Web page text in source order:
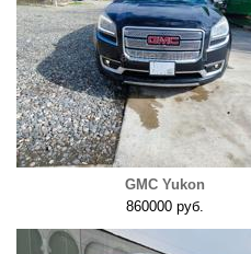
GMC Yukon
860000 руб.